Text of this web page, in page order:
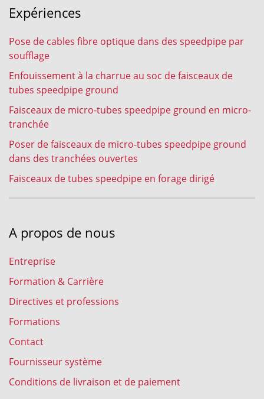
Expériences
Pose de cables fibre optique dans des speedpipe par
soufflage
Enfouissement à la charrue au soc de faisceaux de
tubes speedpipe ground
Faisceaux de micro-tubes speedpipe ground en micro-
tranchée
Poser de faisceaux de micro-tubes speedpipe ground
dans des tranchées ouvertes
Faisceaux de tubes speedpipe en forage dirigé
A propos de nous
Entreprise
Formation & Carrière
Directives et professions
Formations
Contact
Fournisseur système
Conditions de livraison et de paiement